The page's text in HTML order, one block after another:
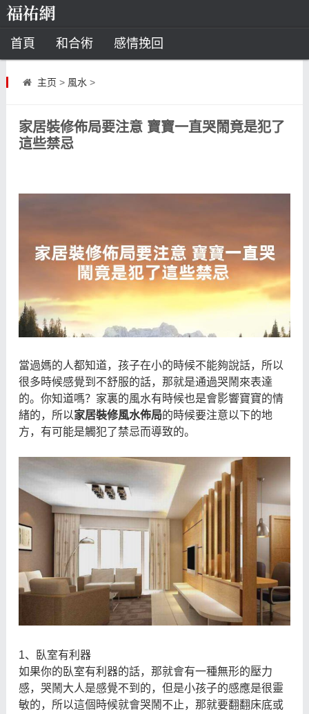
首頁 和合術 感情挽回
道教法事
風水 招財方法
八字合婚 運勢測算
主页 > 風水 >
家居裝修佈局要注意 寶寶一直哭鬧竟是犯了
這些禁忌
當過媽的人都知道，孩子在小的時候不能夠說話，所以
很多時候感覺到不舒服的話，那就是通過哭鬧來表達
的。你知道嗎？家裏的風水有時候也是會影響寶寶的情
緒的，所以家居裝修風水佈局的時候要注意以下的地
方，有可能是觸犯了禁忌而導致的。
1、臥室有利器
如果你的臥室有利器的話，那就會有一種無形的壓力
感，哭鬧大人是感覺不到的，但是小孩子的感應是很靈
敏的，所以這個時候就會哭鬧不止，那就要翻翻床底或